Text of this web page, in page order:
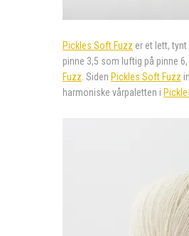
Pickles Soft Fuzz er et lett,
pinne 3,5 som luftig på pinne
Fuzz. Siden Pickles Soft Fuzz
harmoniske vårpaletten i